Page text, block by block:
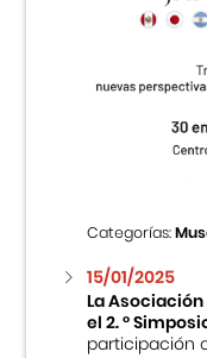
Categorías:
15/01/2025
La
el 2. °
participación